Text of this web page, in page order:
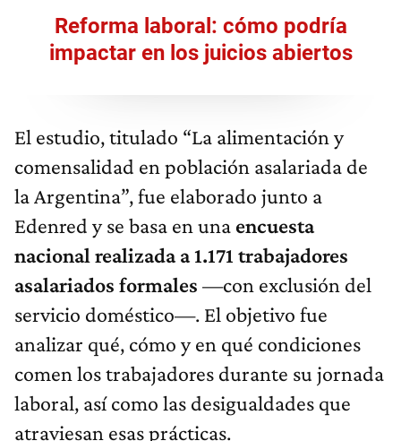
Reforma laboral: cómo podría
impactar en los juicios abiertos
El estudio, titulado “La alimentación y
comensalidad en población asalariada de
la Argentina”, fue elaborado junto a
Edenred y se basa en una encuesta
nacional realizada a 1.171 trabajadores
asalariados formales —con exclusión del
servicio doméstico—. El objetivo fue
analizar qué, cómo y en qué condiciones
comen los trabajadores durante su jornada
laboral, así como las desigualdades que
atraviesan esas prácticas.